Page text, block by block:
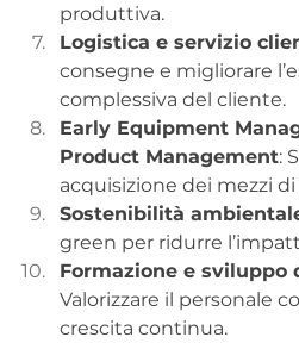
produttiva.
Logistica e servizio
consegne e migliorare
complessiva del cliente.
Early Equipment
Product Management:
acquisizione dei mezzi di
Sostenibilità
green per ridurre
Formazione e sviluppo
Valorizzare il personale
crescita continua.